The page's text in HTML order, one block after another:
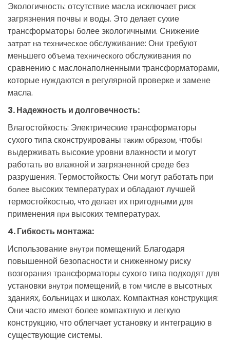
Экологичность: отсутствие масла исключает риск
загрязнения почвы и воды. Этоделаетсухие
трансформаторы болееэкологичными. Снижение
затрат на техническоеобслуживание: Они требуют
меньшегообъема техническогообслуживания по
сравнениюс маслонаполненными трансформаторами,
которые нуждаются в регулярной проверке и замене
масла.
3.Надежность идолговечность:
Влагостойкость: Электрическиетрансформаторы
сухоготипасконструированы таким образом, чтобы
выдерживать высокиеуровни влажности и могут
работать во влажной и загрязненной среде без
разрушения. Термостойкость: Они могут работать при
более высокихтемпературах и обладаютлучшей
термостойкостью, чтоделает их пригодными для
применения при высокихтемпературах.
4.Гибкость монтажа:
Использование внутри помещений: Благодаря
повышенной безопасности и сниженному риску
возгорания трансформаторы сухоготипа подходятдля
установки внутри помещений, в том числе в высотных
зданиях, больницах и школах. Компактная конструкция:
Они часто имеют более компактную и легкую
конструкцию, чтооблегчаетустановку и интеграцию в
существующиесистемы.